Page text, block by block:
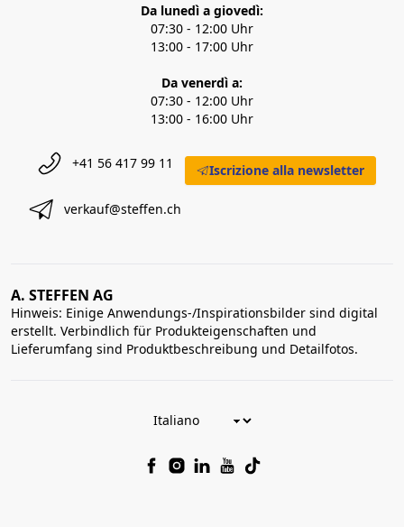
Da lunedì a giovedì:
07:30 - 12:00 Uhr
13:00 - 17:00 Uhr
Da venerdì a:
07:30 - 12:00 Uhr
13:00 - 16:00 Uhr
+41 56 417 99 11
verkauf@steffen.ch
Iscrizione alla newsletter
A. STEFFEN AG
Hinweis: Einige Anwendungs-/Inspirationsbilder sind digital
erstellt. Verbindlich für Produkteigenschaften und
Lieferumfang sind Produktbeschreibung und Detailfotos.